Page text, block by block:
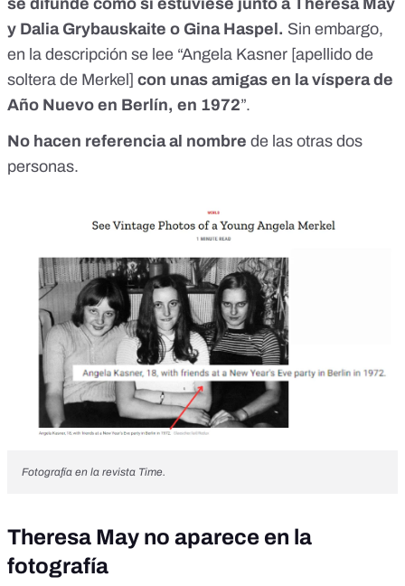
y Dalia Grybauskaite o Gina Haspel. Sin embargo,
en la descripción se lee “Angela Kasner [apellido de
soltera de Merkel] con unas amigas en la víspera de
Año Nuevo en Berlín, en 1972”.
No hacen referencia al nombre de las otras dos
personas.
Fotografía en la revista Time.
Theresa May no aparece en la
fotografía